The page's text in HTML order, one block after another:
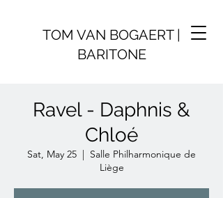
TOM VAN BOGAERT |
BARITONE
Ravel - Daphnis &
Chloé
Sat, May 25
  |
Salle Philharmonique de
Liège